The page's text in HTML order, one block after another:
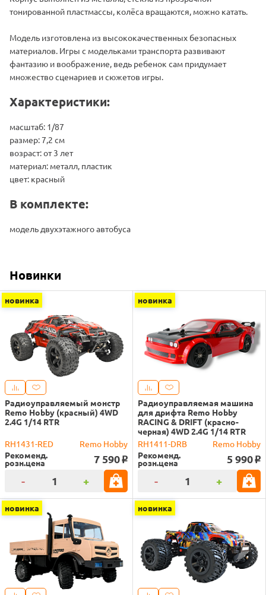
тонированной пластмассы, колёса вращаются, можно катать.
Модель изготовлена из высококачественных безопасных
материалов. Игры с модельками транспорта развивают
фантазию и воображение, ведь ребенок сам придумает
множество сценариев и сюжетов игры.
Характеристики:
масштаб: 1/87
размер: 7,2 см
возраст: от 3 лет
материал: металл, пластик
цвет: красный
В комплекте:
модель двухэтажного автобуса
Новинки
новинка
Радиоуправляемый монстр
Remo Hobby (красный) 4WD
2.4G 1/14 RTR
RH1431-RED
Remo Hobby
Рекоменд.
розн.цена 7 590 o
- +
новинка
Радиоуправляемая машина
для дрифта Remo Hobby
RACING & DRIFT (красно-
черная) 4WD 2.4G 1/14 RTR
RH1411-DRB
Remo Hobby
Рекоменд.
розн.цена 5 990 o
- +
новинка новинка